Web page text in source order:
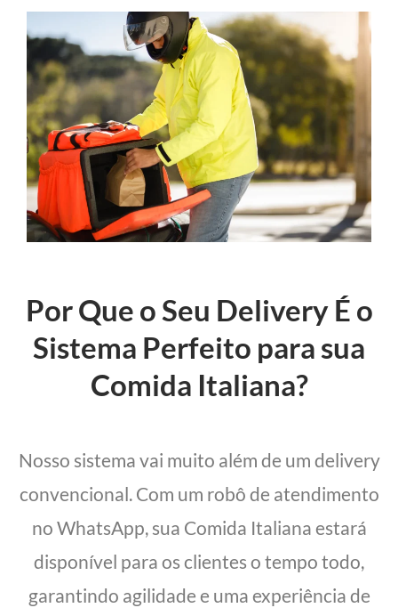
Por Que o Seu Delivery É o
Sistema Perfeito para sua
Comida Italiana?
Nosso sistema vai muito além de um delivery
convencional. Com um robô de atendimento
no WhatsApp, sua Comida Italiana estará
disponível para os clientes o tempo todo,
garantindo agilidade e uma experiência de